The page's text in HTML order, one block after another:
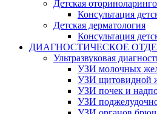
Детская
Консультация
Детская дерматология
Консультация
ДИАГНОСТИЧЕСКОЕ
Ультразвуковая
УЗИ молочных
УЗИ щитовидной
УЗИ почек и
УЗИ